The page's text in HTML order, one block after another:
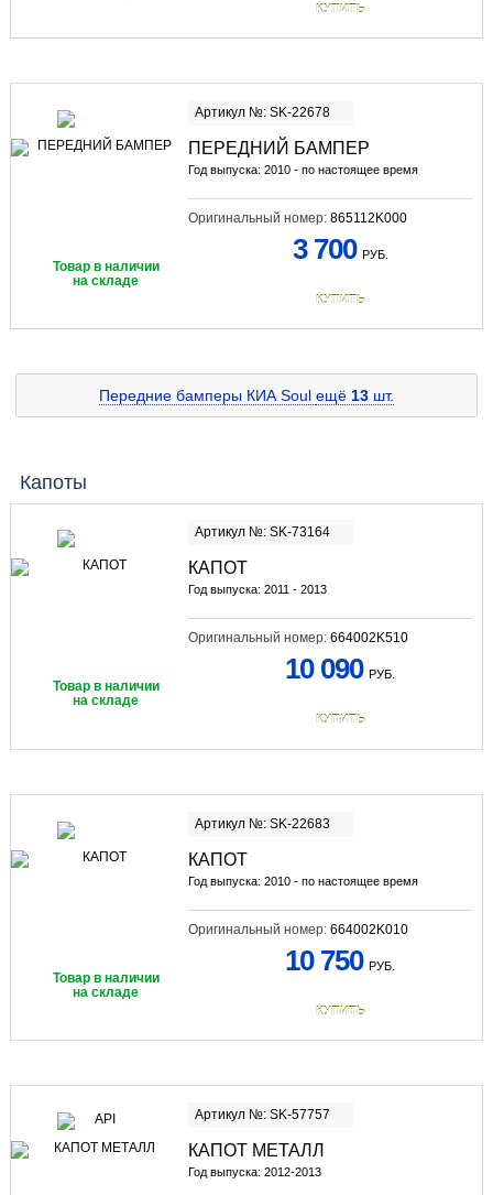
КУПИТЬ
Артикул №: SK-22678
ПЕРЕДНИЙ БАМПЕР
Год выпуска: 2010 - по настоящее время
Оригинальный номер: 865112K000
Товар в наличии
на складе
3 700 РУБ.
КУПИТЬ
Передние бамперы КИА Soul ещё 13 шт.
Капоты
Артикул №: SK-73164
КАПОТ
Год выпуска: 2011 - 2013
Оригинальный номер: 664002K510
Товар в наличии
на складе
10 090 РУБ.
КУПИТЬ
Артикул №: SK-22683
КАПОТ
Год выпуска: 2010 - по настоящее время
Оригинальный номер: 664002K010
Товар в наличии
на складе
10 750 РУБ.
КУПИТЬ
Артикул №: SK-57757
КАПОТ МЕТАЛЛ
Год выпуска: 2012-2013